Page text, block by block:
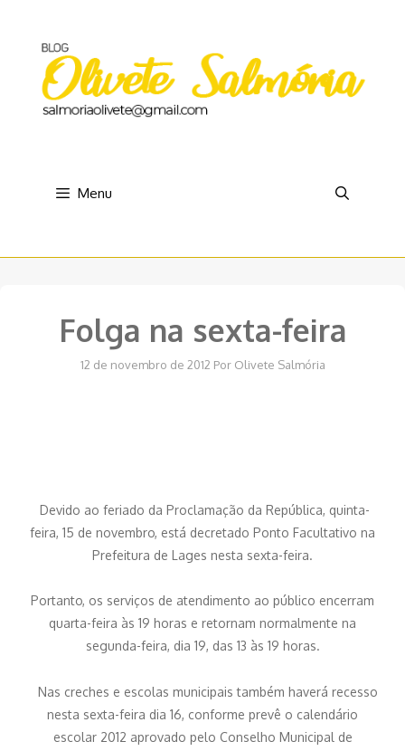
conteúdo
Menu
Folga na sexta-feira
12 de novembro de 2012 Por Olivete Salmória
Devido ao feriado da Proclamação da República, quinta-
feira, 15 de novembro, está decretado Ponto Facultativo na
Prefeitura de Lages nesta sexta-feira.
Portanto, os serviços de atendimento ao público encerram
quarta-feira às 19 horas e retornam normalmente na
segunda-feira, dia 19, das 13 às 19 horas.
Nas creches e escolas municipais também haverá recesso
nesta sexta-feira dia 16, conforme prevê o calendário
escolar 2012 aprovado pelo Conselho Municipal de